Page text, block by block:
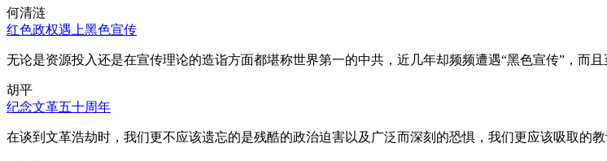
何清涟
红色政权遇上黑色宣传
无论是资源投入还是在宣传理论的造诣方面都堪称世界第一的中共，近几年却频频遭遇“黑色宣传”，而且
胡平
纪念文革五十周年
在谈到文革浩劫时，我们更不应该遗忘的是残酷的政治迫害以及广泛而深刻的恐惧，我们更应该吸取的